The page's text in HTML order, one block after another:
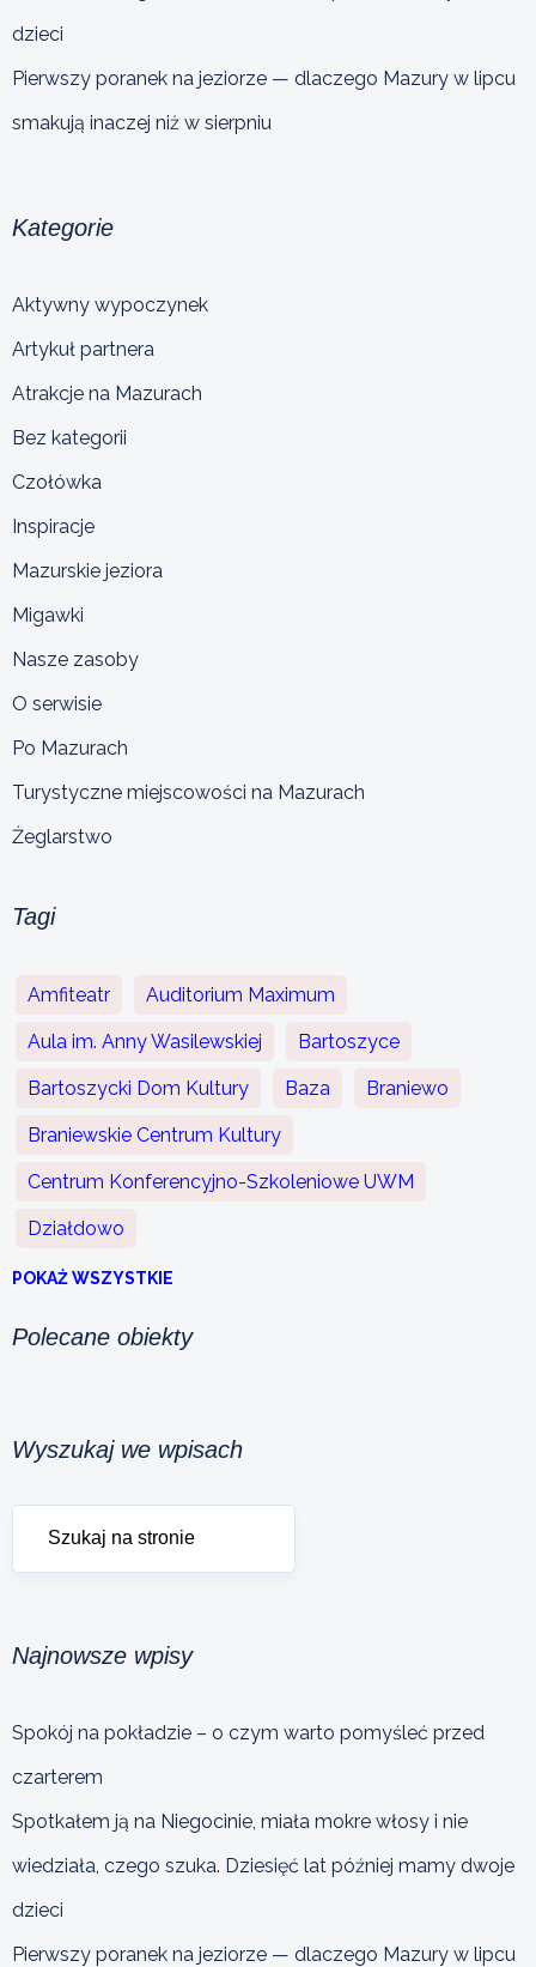
dzieci
Pierwszy poranek na jeziorze — dlaczego Mazury w lipcu
smakują inaczej niż w sierpniu
Kategorie
Aktywny wypoczynek
Artykuł partnera
Atrakcje na Mazurach
Bez kategorii
Czołówka
Inspiracje
Mazurskie jeziora
Migawki
Nasze zasoby
O serwisie
Po Mazurach
Turystyczne miejscowości na Mazurach
Żeglarstwo
Tagi
Amfiteatr Auditorium Maximum
Aula im. Anny Wasilewskiej Bartoszyce
Bartoszycki Dom Kultury Baza Braniewo
Braniewskie Centrum Kultury
Centrum Konferencyjno-Szkoleniowe UWM
Działdowo
POKAŻ WSZYSTKIE
Polecane obiekty
Wyszukaj we wpisach
Najnowsze wpisy
Spokój na pokładzie – o czym warto pomyśleć przed
czarterem
Spotkałem ją na Niegocinie, miała mokre włosy i nie
wiedziała, czego szuka. Dziesięć lat później mamy dwoje
dzieci
Pierwszy poranek na jeziorze — dlaczego Mazury w lipcu